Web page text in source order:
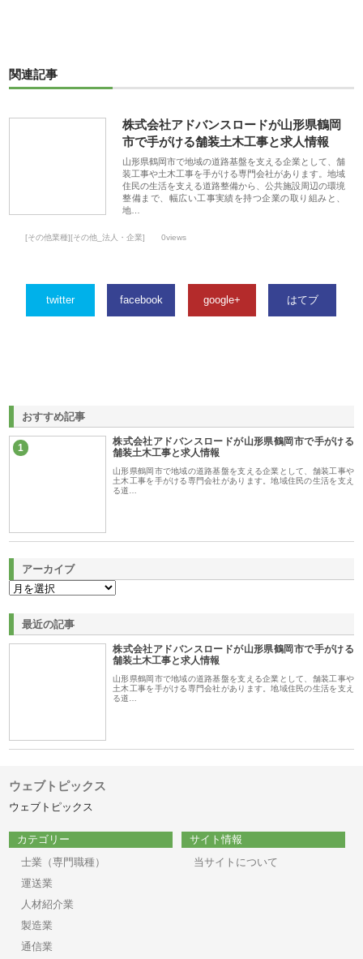
関連記事
株式会社アドバンスロードが山形県鶴岡
市で手がける舗装土木工事と求人情報
山形県鶴岡市で地域の道路基盤を支える企業として、舗
装工事や土木工事を手がける専門会社があります。地域
住民の生活を支える道路整備から、公共施設周辺の環境
整備まで、幅広い工事実績を持つ企業の取り組みと、
地…
[その他業種][その他_法人・企業] 0views
twitter facebook google+ はてブ
おすすめ記事
1
株式会社アドバンスロードが山形県鶴岡市で手がける
舗装土木工事と求人情報
山形県鶴岡市で地域の道路基盤を支える企業として、舗装工事や
土木工事を手がける専門会社があります。地域住民の生活を支え
る道…
アーカイブ
最近の記事
株式会社アドバンスロードが山形県鶴岡市で手がける
舗装土木工事と求人情報
山形県鶴岡市で地域の道路基盤を支える企業として、舗装工事や
土木工事を手がける専門会社があります。地域住民の生活を支え
る道…
ウェブトピックス
ウェブトピックス
カテゴリー
士業（専門職種）
運送業
人材紹介業
製造業
通信業
サイト情報
当サイトについて